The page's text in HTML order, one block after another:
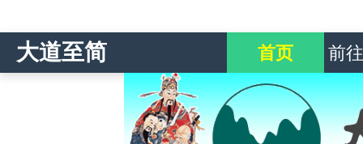
大道至简 首页 前